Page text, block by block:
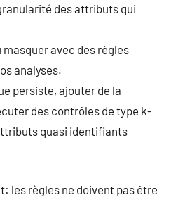
des attributs qui
masquer avec des règles
analyses.
persiste, ajouter de la
des contrôles de type k-
quasi identifiants
les règles ne doivent pas être